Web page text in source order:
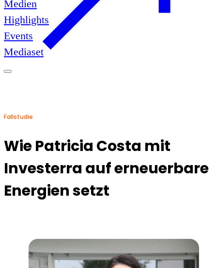
Medien
Highlights
Events
Mediaset
Fallstudie
Wie Patricia Costa mit
Investerra auf erneuerbare
Energien setzt